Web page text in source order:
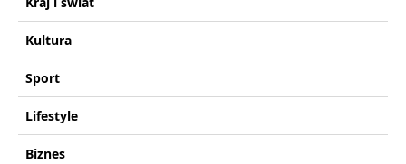
Kultura
Sport
Lifestyle
Biznes